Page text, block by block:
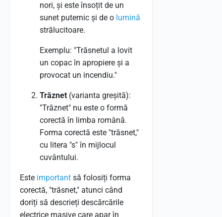
nori, și este însoțit de un
sunet puternic și de o lumină
strălucitoare.
Exemplu: "Trăsnetul a lovit
un copac în apropiere și a
provocat un incendiu."
Trăznet (varianta greșită):
"Trăznet" nu este o formă
corectă în limba română.
Forma corectă este "trăsnet,"
cu litera "s" în mijlocul
cuvântului.
Este important să folosiți forma
corectă, "trăsnet," atunci când
doriți să descrieți descărcările
electrice masive care apar în